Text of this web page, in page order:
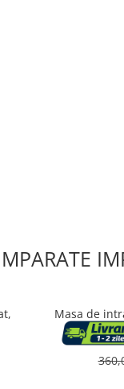
Masa de
sticla